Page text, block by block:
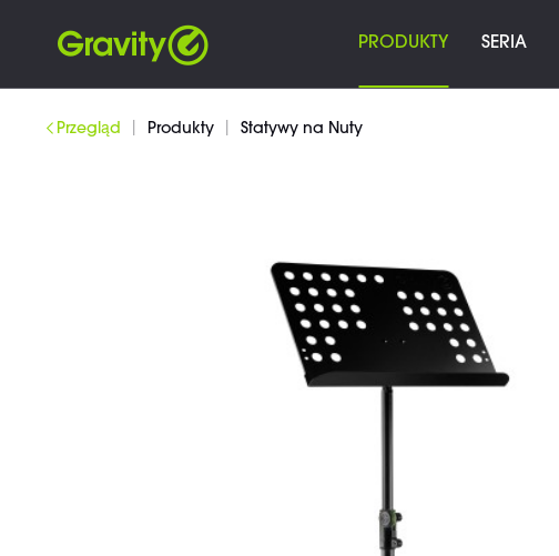
PRODUKTY SERIA
Przegląd Produkty Statywy na Nuty